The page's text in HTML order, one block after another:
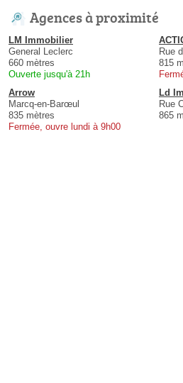
Agences à proximité
LM Immobilier
General Leclerc
660 mètres
Ouverte jusqu'à 21h
Rue
815
Arrow
Marcq-en-Barœul
835 mètres
Fermée, ouvre lundi à 9h00
Ld
Rue
865